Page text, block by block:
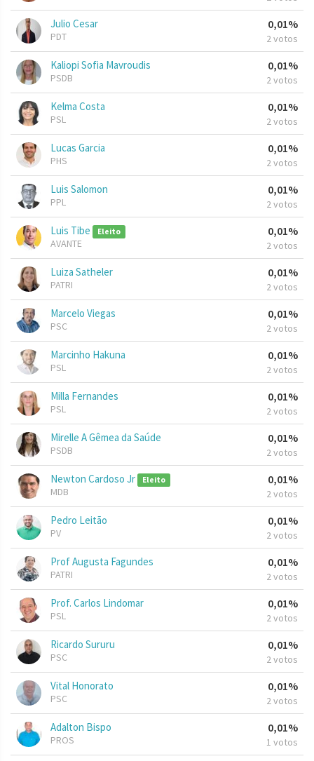
Julio Cesar
PDT
0,01%
2 votos
Kaliopi Sofia Mavroudis
PSDB
0,01%
2 votos
Kelma Costa
PSL
0,01%
2 votos
Lucas Garcia
PHS
0,01%
2 votos
Luis Salomon
PPL
0,01%
2 votos
Luis Tibe Eleito
AVANTE
0,01%
2 votos
Luiza Satheler
PATRI
0,01%
2 votos
Marcelo Viegas
PSC
0,01%
2 votos
Marcinho Hakuna
PSL
0,01%
2 votos
Milla Fernandes
PSL
0,01%
2 votos
Mirelle A Gêmea da Saúde
PSDB
0,01%
2 votos
Newton Cardoso Jr Eleito
MDB
0,01%
2 votos
Pedro Leitão
PV
0,01%
2 votos
Prof Augusta Fagundes
PATRI
0,01%
2 votos
Prof. Carlos Lindomar
PSL
0,01%
2 votos
Ricardo Sururu
PSC
0,01%
2 votos
Vital Honorato
PSC
0,01%
2 votos
Adalton Bispo
PROS
0,01%
1 votos